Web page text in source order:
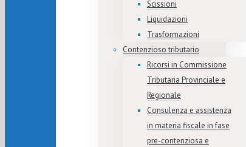
Scissioni
Liquidazioni
Trasformazioni
Contenzioso tributario
Ricorsi in Commissione
Tributaria Provinciale e
Regionale
Consulenza e assistenza
in materia fiscale in fase
pre-contenziosa e